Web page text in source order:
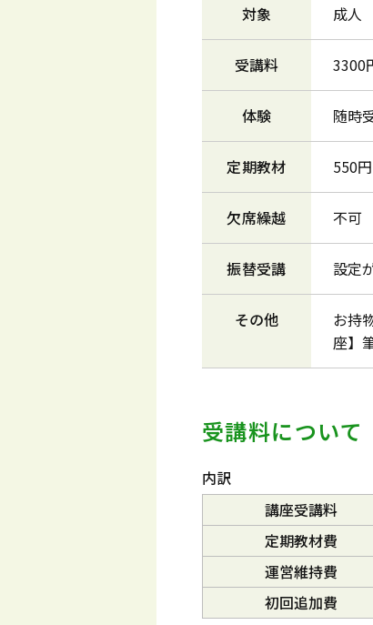
対象 成人
受講料 3300
体験 随時
定期教材 550円
欠席繰越 不可
振替受講 設定
その他
お持
座】
受講料について
内訳
講座受講料
定期教材費
運営維持費
初回追加費